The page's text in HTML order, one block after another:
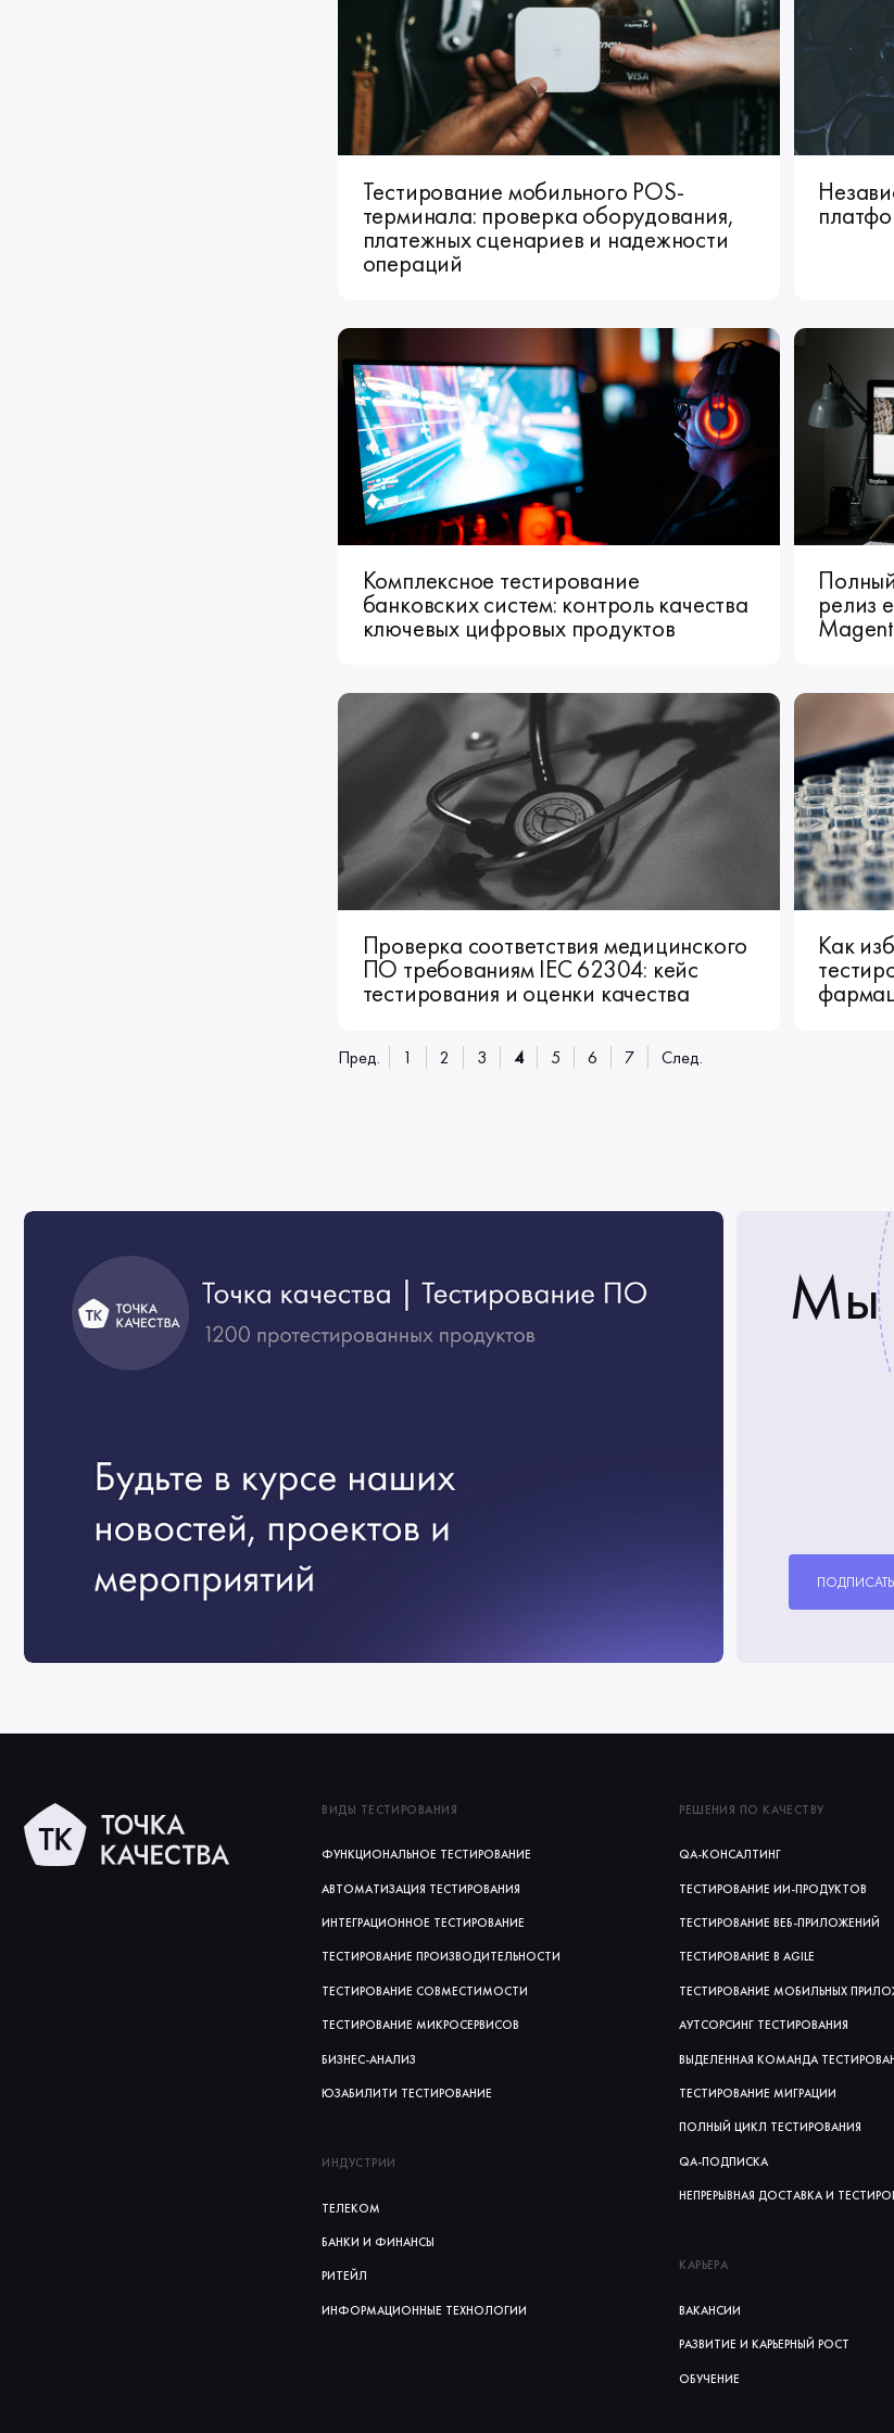
Тестирование мобильного POS-
терминала: проверка оборудования,
платежных сценариев и надежности
операций
Комплексное тестирование
банковских систем: контроль качества
ключевых цифровых продуктов
релиз
Проверка соответствия медицинского
ПО требованиям IEC 62304: кейс
тестирования и оценки качества
Как
Пред. 1 2 3 4 5 6 7 След.
Мы
ВИДЫ ТЕСТИРОВАНИЯ
ФУНКЦИОНАЛЬНОЕ ТЕСТИРОВАНИЕ
АВТОМАТИЗАЦИЯ ТЕСТИРОВАНИЯ
ИНТЕГРАЦИОННОЕ ТЕСТИРОВАНИЕ
ТЕСТИРОВАНИЕ ПРОИЗВОДИТЕЛЬНОСТИ
ТЕСТИРОВАНИЕ СОВМЕСТИМОСТИ
ТЕСТИРОВАНИЕ МИКРОСЕРВИСОВ
БИЗНЕС-АНАЛИЗ
ЮЗАБИЛИТИ ТЕСТИРОВАНИЕ
ИНДУСТРИИ
ТЕЛЕКОМ
БАНКИ И ФИНАНСЫ
РИТЕЙЛ
ИНФОРМАЦИОННЫЕ ТЕХНОЛОГИИ
РЕШЕНИЯ ПО КАЧЕСТВУ
QA-КОНСАЛТИНГ
ТЕСТИРОВАНИЕ ИИ‑ПРОДУКТОВ
ТЕСТИРОВАНИЕ ВЕБ‑ПРИЛОЖЕНИЙ
ТЕСТИРОВАНИЕ В AGILE
ТЕСТИРОВАНИЕ МОБИЛЬНЫХ
АУТСОРСИНГ ТЕСТИРОВАНИЯ
ВЫДЕЛЕННАЯ КОМАНДА
ТЕСТИРОВАНИЕ МИГРАЦИИ
ПОЛНЫЙ ЦИКЛ ТЕСТИРОВАНИЯ
QA-ПОДПИСКА
НЕПРЕРЫВНАЯ ДОСТАВКА И
КАРЬЕРА
ВАКАНСИИ
РАЗВИТИЕ И КАРЬЕРНЫЙ РОСТ
ОБУЧЕНИЕ